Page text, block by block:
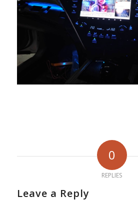
0
REPLIES
Leave a Reply